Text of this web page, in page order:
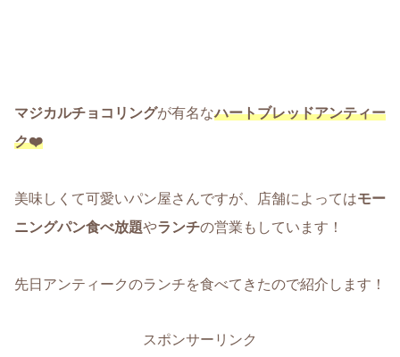
マジカルチョコリングが有名なハートブレッドアンティー
ク❤️
美味しくて可愛いパン屋さんですが、店舗によってはモー
ニングパン食べ放題やランチの営業もしています！
先日アンティークのランチを食べてきたので紹介します！
スポンサーリンク